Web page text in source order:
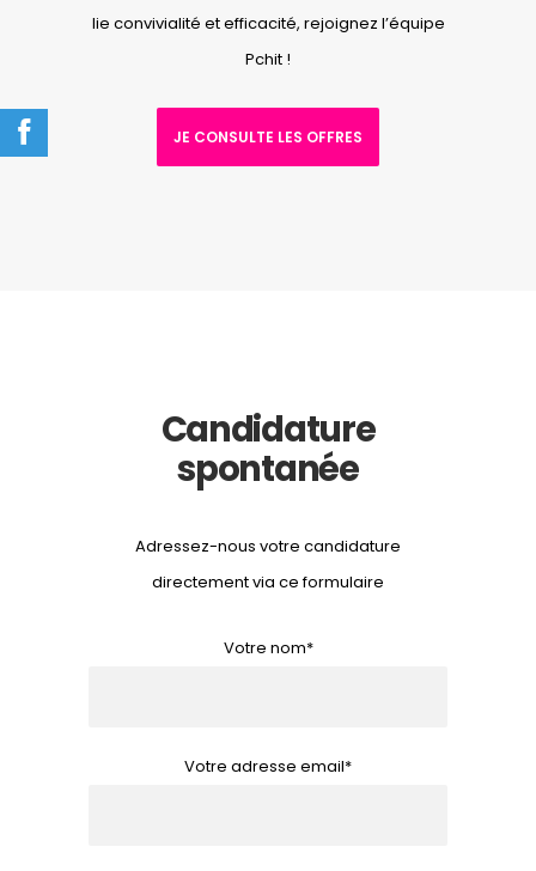
lie convivialité et efficacité, rejoignez l’équipe
Pchit !
JE CONSULTE LES OFFRES
Candidature
spontanée
Adressez-nous votre candidature
directement via ce formulaire
Votre nom*
Votre adresse email*